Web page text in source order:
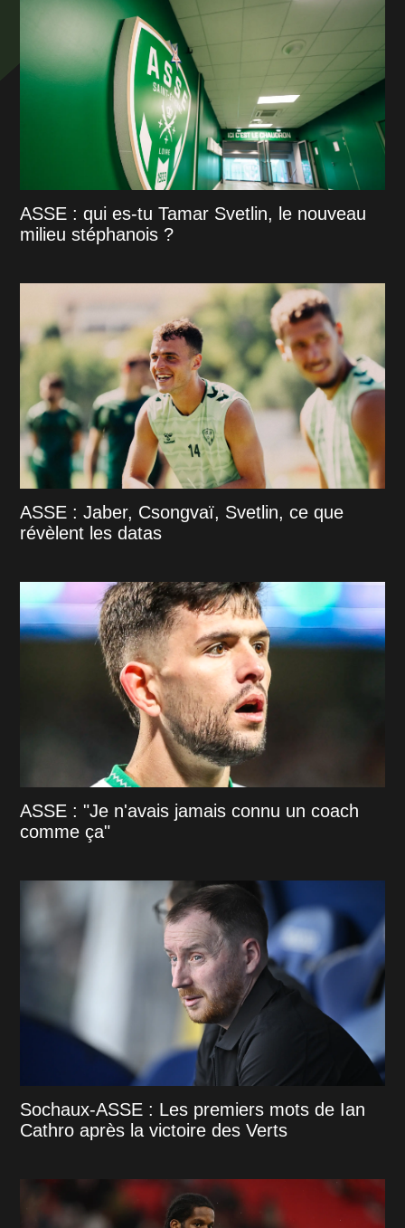
ASSE : qui es-tu Tamar Svetlin, le nouveau
milieu stéphanois ?
ASSE : Jaber, Csongvaï, Svetlin, ce que
révèlent les datas
ASSE : "Je n'avais jamais connu un coach
comme ça"
Sochaux-ASSE : Les premiers mots de Ian
Cathro après la victoire des Verts